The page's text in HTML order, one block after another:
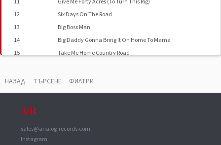
11
Give Me Forty Acres (To Turn This Rig)
12
Six Days On The Road
13
Big Boss Man
14
Big Daddy Gonna Bring It On Home To Mama
15
Take Me Home Country Road
НАЗАД ТЪРСЕНЕ ФИЛТРИ
sales@analog-records.com
Instagram